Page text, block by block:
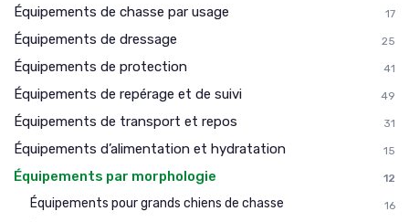
Équipements de chasse par usage 17
Équipements de dressage 25
Équipements de protection 41
Équipements de repérage et de suivi 49
Équipements de transport et repos 31
Équipements d’alimentation et hydratation 15
Équipements par morphologie 12
Équipements pour grands chiens de chasse 16